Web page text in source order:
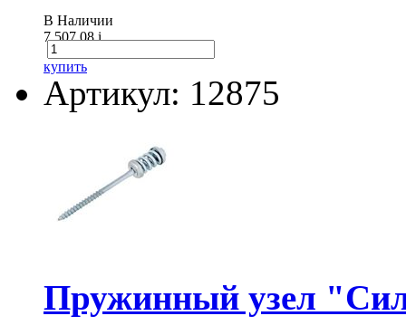
В Наличии
7 507.08i
купить
Артикул: 12875
Пружинный узел